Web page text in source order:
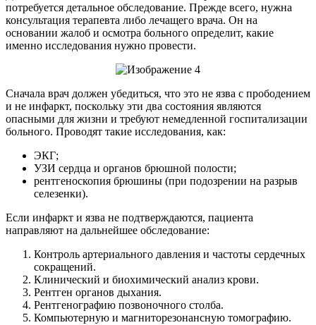
потребуется детальное обследование. Прежде всего, нужна
консультация терапевта либо лечащего врача. Он на
основании жалоб и осмотра больного определит, какие
именно исследования нужно провести.
Сначала врач должен убедиться, что это не язва с прободением
и не инфаркт, поскольку эти два состояния являются
опасными для жизни и требуют немедленной госпитализации
больного. Проводят такие исследования, как:
ЭКГ;
УЗИ сердца и органов брюшной полости;
рентгеноскопия брюшины (при подозрении на разрыв
селезенки).
Если инфаркт и язва не подтверждаются, пациента
направляют на дальнейшее обследование:
Контроль артериального давления и частоты сердечных
сокращений.
Клинический и биохимический анализ крови.
Рентген органов дыхания.
Рентгенографию позвоночного столба.
Компьютерную и магниторезонансную томографию.